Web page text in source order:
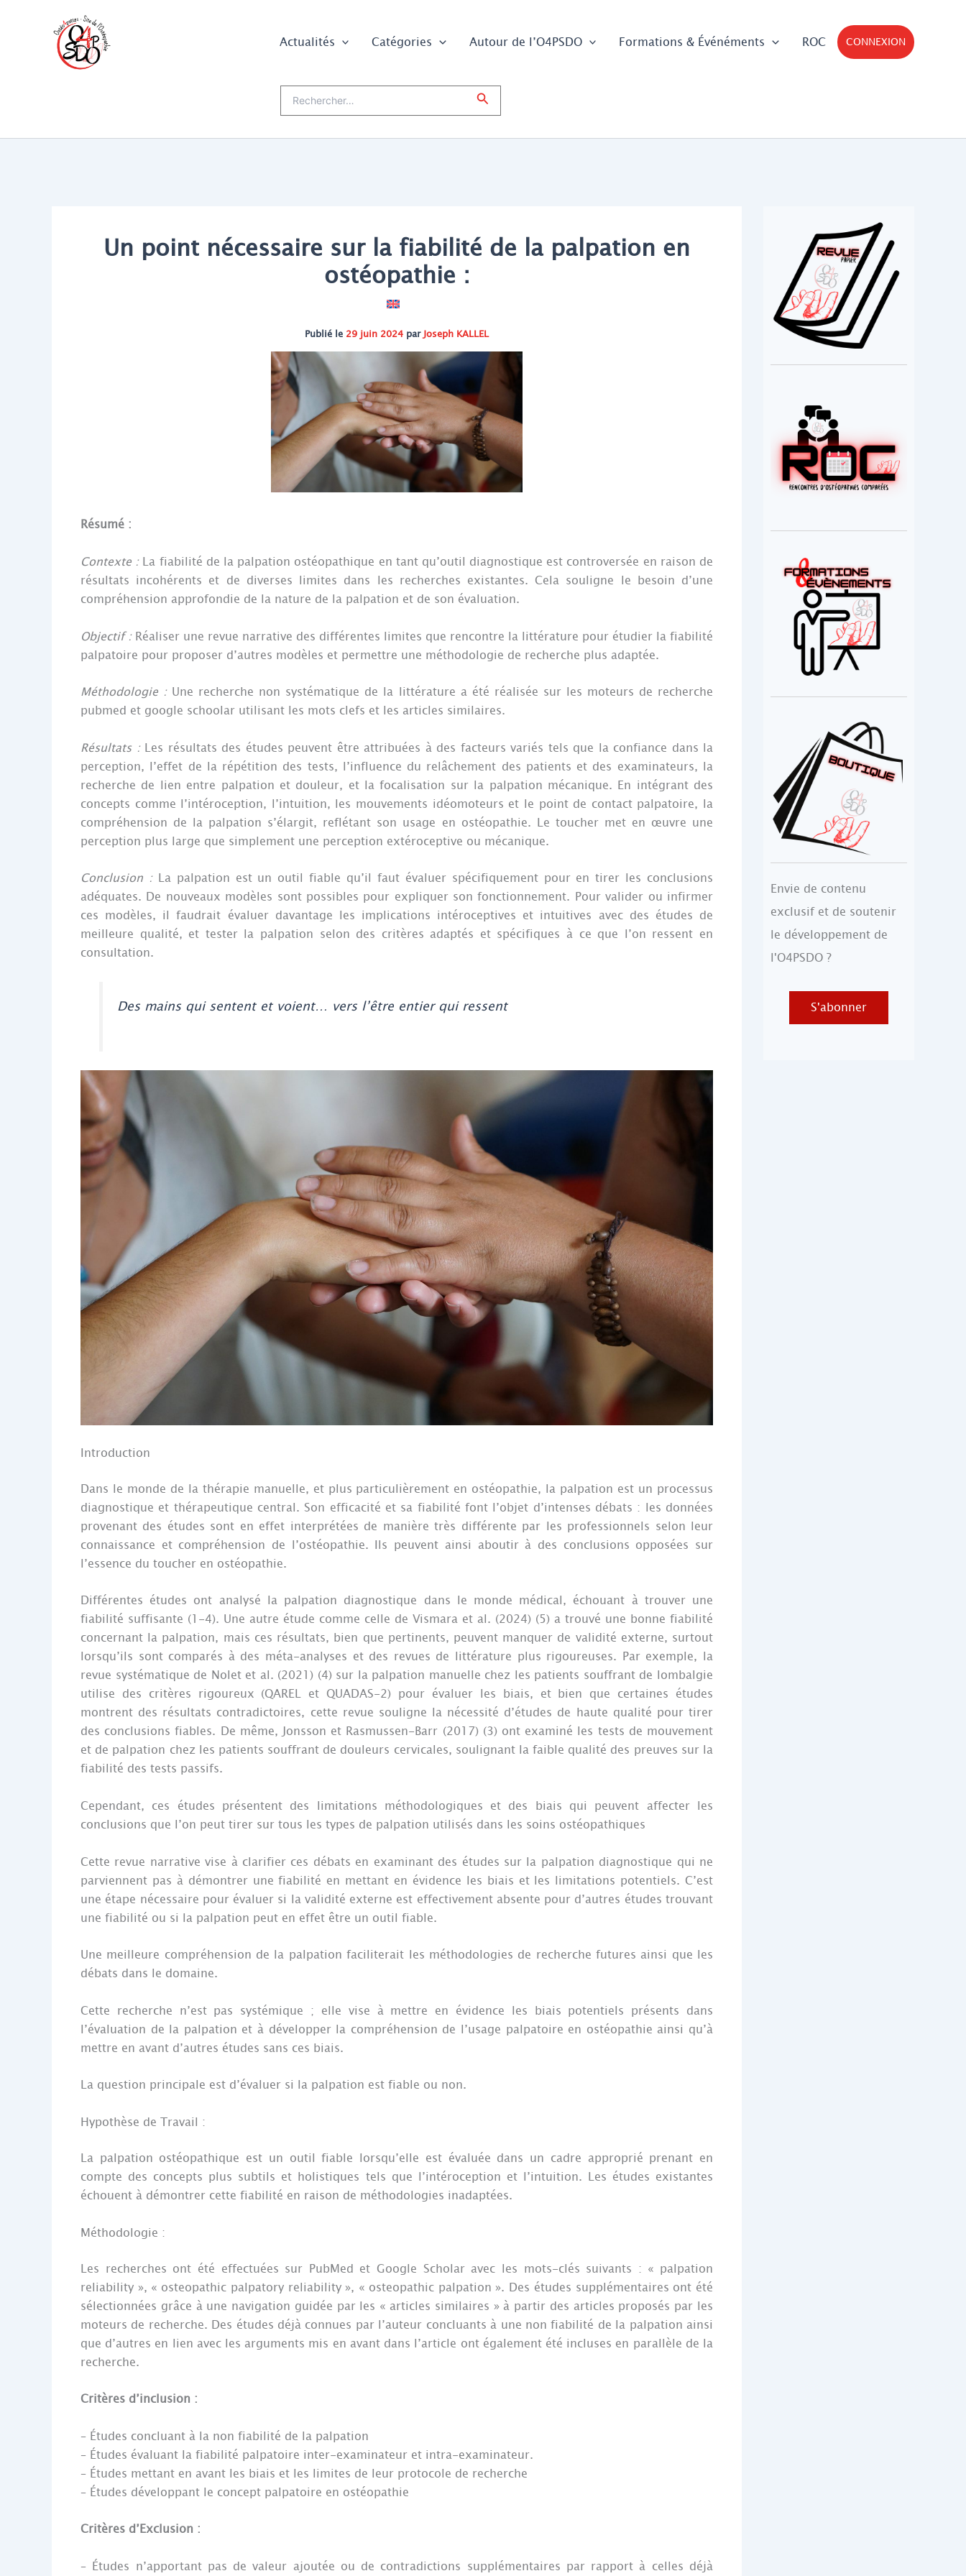
Actualités Catégories Autour de l’O4PSDO Formations & Événéments ROC CONNEXION
Rechercher
Un point nécessaire sur la fiabilité de la palpation en
ostéopathie :
Publié le 29 juin 2024 parJoseph KALLEL
Résumé :
Contexte : La fiabilité de la palpation ostéopathique en tant qu’outil diagnostique est controversée en raison de
résultats incohérents et de diverses limites dans les recherches existantes. Cela souligne le besoin d’une
compréhension approfondie de la nature de la palpation et de son évaluation.
Objectif : Réaliser une revue narrative des différentes limites que rencontre la littérature pour étudier la fiabilité
palpatoire pour proposer d’autres modèles et permettre une méthodologie de recherche plus adaptée.
Méthodologie : Une recherche non systématique de la littérature a été réalisée sur les moteurs de recherche
pubmed et google schoolar utilisant les mots clefs et les articles similaires.
Résultats :Les résultats des études peuvent être attribuées à des facteurs variés tels que la confiance dans la
perception, l’effet de la répétition des tests, l’influence du relâchement des patients et des examinateurs, la
recherche de lien entre palpation et douleur, et la focalisation sur la palpation mécanique. En intégrant des
concepts comme l’intéroception, l’intuition, les mouvements idéomoteurs et le point de contact palpatoire, la
compréhension de la palpation s’élargit, reflétant son usage en ostéopathie. Le toucher met en œuvre une
perception plus large que simplement une perception extéroceptive ou mécanique.
Conclusion :La palpation est un outil fiable qu’il faut évaluer spécifiquement pour en tirer les conclusions
adéquates. De nouveaux modèles sont possibles pour expliquer son fonctionnement. Pour valider ou infirmer
ces modèles, il faudrait évaluer davantage les implications intéroceptives et intuitives avec des études de
meilleure qualité, et tester la palpation selon des critères adaptés et spécifiques à ce que l’on ressent en
consultation.
Des mains qui sentent et voient… vers l’être entier qui ressent
Introduction
Dans le monde de la thérapie manuelle, et plus particulièrement en ostéopathie, la palpation est un processus
diagnostique et thérapeutique central. Son efficacité et sa fiabilité font l’objet d’intenses débats : les données
provenant des études sont en effet interprétées de manière très différente par les professionnels selon leur
connaissance et compréhension de l’ostéopathie. Ils peuvent ainsi aboutir à des conclusions opposées sur
l’essence du toucher en ostéopathie.
Différentes études ont analysé la palpation diagnostique dans le monde médical, échouant à trouver une
fiabilité suffisante (1-4). Une autre étude comme celle de Vismara et al. (2024) (5) a trouvé une bonne fiabilité
concernant la palpation, mais ces résultats, bien que pertinents, peuvent manquer de validité externe, surtout
lorsqu’ils sont comparés à des méta-analyses et des revues de littérature plus rigoureuses. Par exemple, la
revue systématique de Nolet et al. (2021) (4) sur la palpation manuelle chez les patients souffrant de lombalgie
utilise des critères rigoureux (QAREL et QUADAS-2) pour évaluer les biais, et bien que certaines études
montrent des résultats contradictoires, cette revue souligne la nécessité d’études de haute qualité pour tirer
des conclusions fiables. De même, Jonsson et Rasmussen-Barr (2017) (3) ont examiné les tests de mouvement
et de palpation chez les patients souffrant de douleurs cervicales, soulignant la faible qualité des preuves sur la
fiabilité des tests passifs.
Cependant, ces études présentent des limitations méthodologiques et des biais qui peuvent affecter les
conclusions que l’on peut tirer sur tous les types de palpation utilisés dans les soins ostéopathiques
Cette revue narrative vise à clarifier ces débats en examinant des études sur la palpation diagnostique qui ne
parviennent pas à démontrer une fiabilité en mettant en évidence les biais et les limitations potentiels. C’est
une étape nécessaire pour évaluer si la validité externe est effectivement absente pour d’autres études trouvant
une fiabilité ou si la palpation peut en effet être un outil fiable.
Une meilleure compréhension de la palpation faciliterait les méthodologies de recherche futures ainsi que les
débats dans le domaine.
Cette recherche n’est pas systémique ; elle vise à mettre en évidence les biais potentiels présents dans
l’évaluation de la palpation et à développer la compréhension de l’usage palpatoire en ostéopathie ainsi qu’à
mettre en avant d’autres études sans ces biais.
La question principale est d’évaluer si la palpation est fiable ou non.
Hypothèse de Travail :
La palpation ostéopathique est un outil fiable lorsqu’elle est évaluée dans un cadre approprié prenant en
compte des concepts plus subtils et holistiques tels que l’intéroception et l’intuition. Les études existantes
échouent à démontrer cette fiabilité en raison de méthodologies inadaptées.
Méthodologie :
Les recherches ont été effectuées sur PubMed et Google Scholar avec les mots-clés suivants : « palpation
reliability », « osteopathic palpatory reliability », « osteopathic palpation ». Des études supplémentaires ont été
sélectionnées grâce à une navigation guidée par les « articles similaires » à partir des articles proposés par les
moteurs de recherche. Des études déjà connues par l’auteur concluants à une non fiabilité de la palpation ainsi
que d’autres en lien avec les arguments mis en avant dans l’article ont également été incluses en parallèle de la
recherche.
Critères d’inclusion :
– Études concluant à la non fiabilité de la palpation
– Études évaluant la fiabilité palpatoire inter-examinateur et intra-examinateur.
– Études mettant en avant les biais et les limites de leur protocole de recherche
– Études développant le concept palpatoire en ostéopathie
Critères d’Exclusion :
– Études n’apportant pas de valeur ajoutée ou de contradictions supplémentaires par rapport à celles déjà
Envie de contenu
exclusif et de soutenir
le développement de
l'O4PSDO ?
S'abonner